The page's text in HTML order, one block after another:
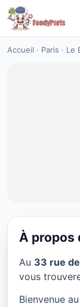
Accueil · Paris · Le
Le Bar
À propos
Au 33 rue
vous
Bienvenue